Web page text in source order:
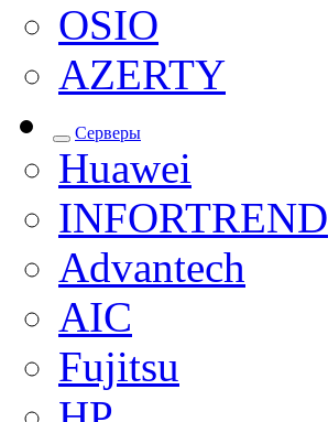
OSIO
AZERTY
Серверы
Huawei
INFORTREND
Advantech
AIC
Fujitsu